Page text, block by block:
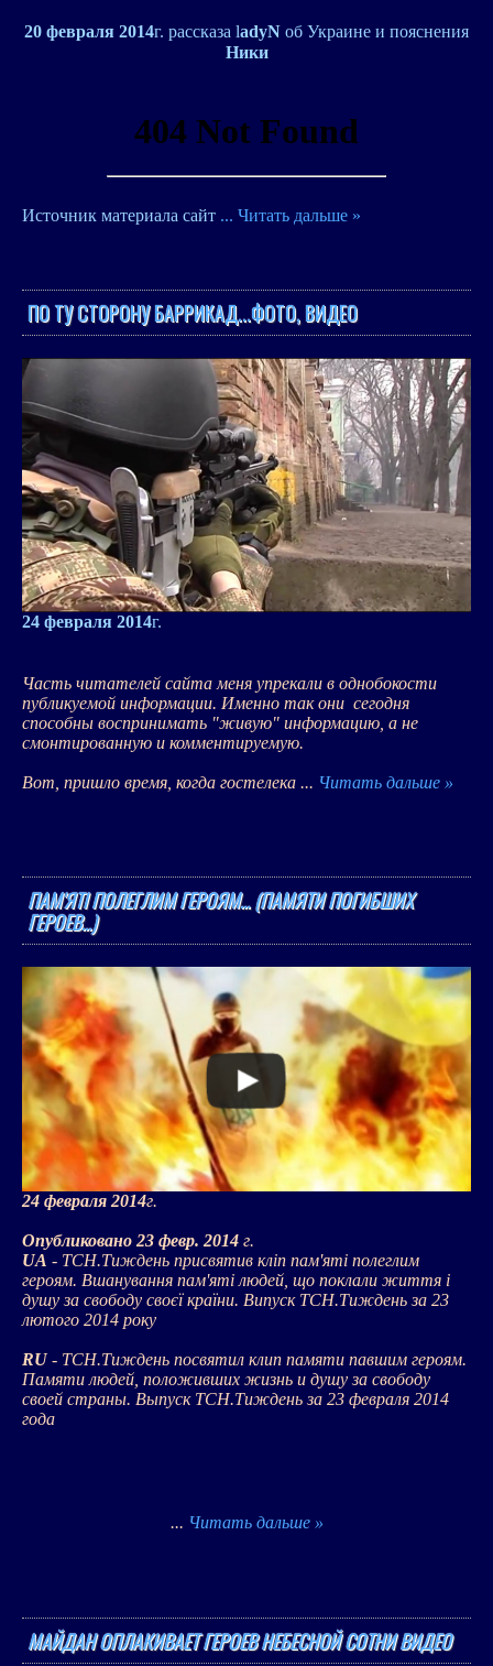
20 февраля 2014г. рассказа ladyN об Украине и пояснения
Ники
Источник материала сайт ... Читать дальше »
ПО ТУ СТОРОНУ БАРРИКАД...ФОТО, ВИДЕО
24 февраля 2014г.
Часть читателей сайта меня упрекали в однобокости
публикуемой информации. Именно так они сегодня
способны воспринимать "живую" информацию, а не
смонтированную и комментируемую.
Вот, пришло время, когда гостелека ... Читать дальше »
ПАМ'ЯТІ ПОЛЕГЛИМ ГЕРОЯМ... (ПАМЯТИ ПОГИБШИХ
ГЕРОЕВ...)
24 февраля 2014г.
Опубликовано 23 февр. 2014 г.
UA - ТСН.Тиждень присвятив кліп пам'яті полеглим
героям. Вшанування пам'яті людей, що поклали життя і
душу за свободу своєї країни. Випуск ТСН.Тиждень за 23
лютого 2014 року
RU- ТСН.Тиждень посвятил клип памяти павшим героям.
Памяти людей, положивших жизнь и душу за свободу
своей страны. Выпуск ТСН.Тиждень за 23 февраля 2014
года
... Читать дальше »
МАЙДАН ОПЛАКИВАЕТ ГЕРОЕВ НЕБЕСНОЙ СОТНИ ВИДЕО